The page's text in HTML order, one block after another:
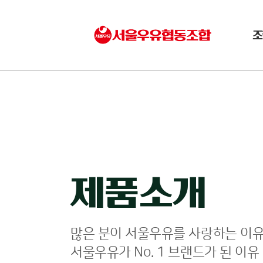
제품소개
많은 분이 서울우유를 사랑하는 이
서울우유가 No. 1 브랜드가 된 이